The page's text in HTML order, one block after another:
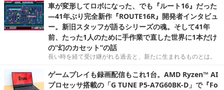
車が変形してロボになった、でも『ルート16』だった
―41年ぶり完全新作『ROUTE16R』開発者インタビュ
ー。新旧スタッフが語るシリーズの魂。そして41年
前、たった1人のために手作業で直した世界に1本だけ
の“幻のカセット”の話
長い時を経て受け継がれる過去と、新たに生まれるものとは。
ゲームプレイも録画配信もこれ1台。AMD Ryzen™ AI
プロセッサ搭載の「G TUNE P5-A7G60BK-D」で『Fo